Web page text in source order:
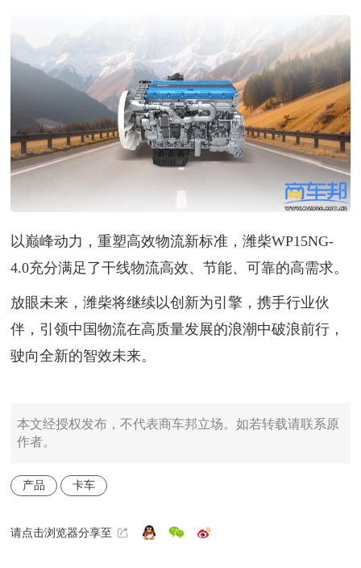
以巅峰动力，重塑高效物流新标准，潍柴WP15NG-
4.0充分满足了干线物流高效、节能、可靠的高需求。
放眼未来，潍柴将继续以创新为引擎，携手行业伙
伴，引领中国物流在高质量发展的浪潮中破浪前行，
驶向全新的智效未来。
本文经授权发布，不代表商车邦立场。如若转载请联系原
作者。
产品 卡车
请点击浏览器分享至